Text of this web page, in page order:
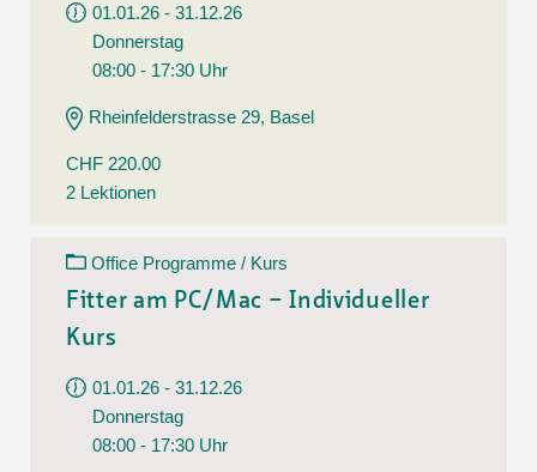
01.01.26 - 31.12.26
Donnerstag
08:00 - 17:30 Uhr
Rheinfelderstrasse 29, Basel
CHF 220.00
2 Lektionen
Office Programme / Kurs
Fitter am PC/Mac – Individueller
Kurs
01.01.26 - 31.12.26
Donnerstag
08:00 - 17:30 Uhr